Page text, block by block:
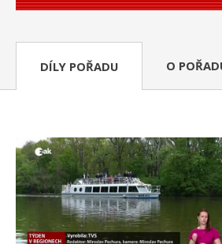
DÍLY POŘADU O